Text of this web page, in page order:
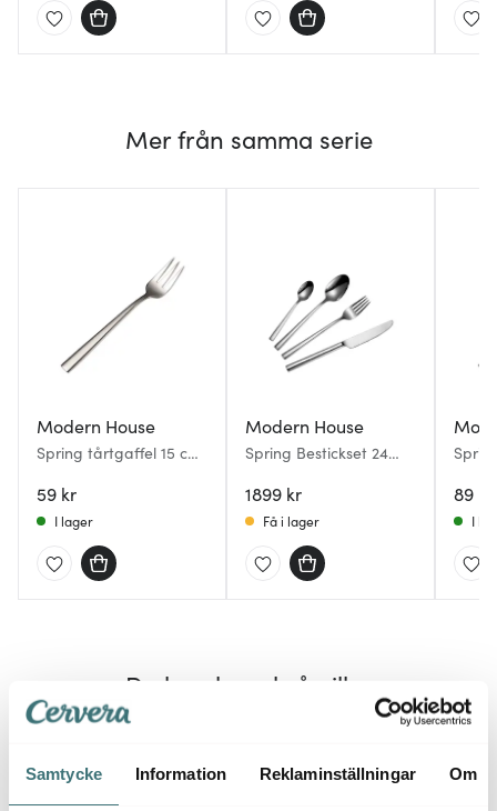
Samtycke Information Reklaminställningar Om
Mer från samma serie
Modern House
Spring tårtgaffel 15 cm
59 kr
I lager
Modern House
Spring Bestickset 24
1899 kr
Få i lager
89 kr
I
Du kanske också gillar
25%